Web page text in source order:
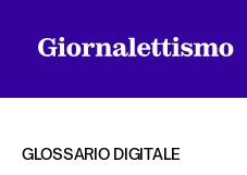
GLOSSARIO DIGITALE